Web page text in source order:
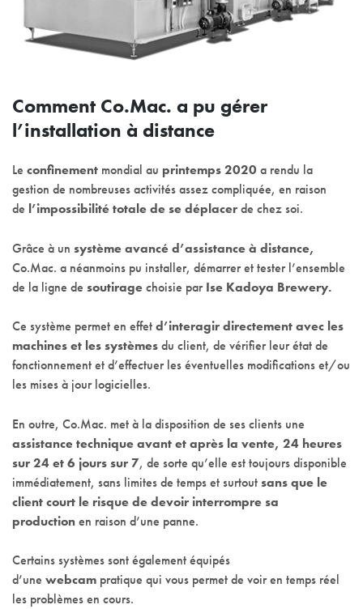
Comment Co.Mac. a pu gérer
l’installation à distance
Le confinement mondial au printemps 2020a rendu la
gestion de nombreuses activités assez compliquée, en raison
de l’impossibilité totale de se déplacerde chez soi.
Grâce à un système avancé d’assistance à distance,
Co.Mac. a néanmoins pu installer, démarrer et tester l’ensemble
de la ligne de soutiragechoisie parIse Kadoya Brewery.
Ce système permet en effetd’interagir directement avec les
machines et les systèmesdu client, de vérifier leur état de
fonctionnement et d’effectuer les éventuelles modifications et/ou
les mises à jour logicielles.
En outre, Co.Mac. met à la disposition de ses clients une
assistance technique avant et après la vente, 24 heures
sur 24 et 6 jours sur 7, de sorte qu’elle est toujours disponible
immédiatement, sans limites de temps et surtoutsans que le
client court le risque de devoir interrompre sa
productionen raison d’une panne.
Certains systèmes sont également équipés
d’une webcam pratique qui vous permet de voir en temps réel
les problèmes en cours.